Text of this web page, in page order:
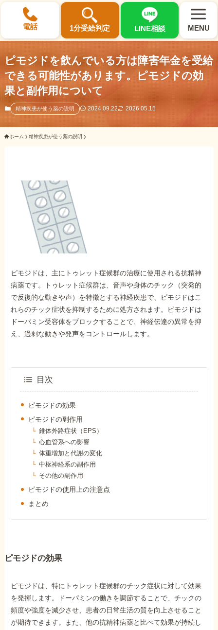
電話 1分受給判定 LINE相談 MENU
×
選ばれる3つの理由
初回相談料0円・受給後報酬型
サポート料金について
ご相談事例をみる
外出困難でもOK
非対面で申請できる
ホーム
障害年金の基礎知識
受給事例
Q&A・相談事例
障害年金コラム
お知らせ
事務所について
ピモジドを飲んでいる方は障害年金を受給
できる可能性があります。ピモジドの効
果と副作用について
精神疾患が使う薬の説明 2024.09.22 2026.05.15
ホーム 精神疾患が使う薬の説明
ピモジドは、主にトゥレット症候群の治療に使用される抗精神
病薬です。トゥレット症候群は、音声や身体のチック（突発的
で反復的な動きや声）を特徴とする神経疾患で、ピモジドはこ
れらのチック症状を抑制するために処方されます。ピモジドは
ドーパミン受容体をブロックすることで、神経伝達の異常を抑
え、過剰な動きや発声をコントロールします。
目次
ピモジドの効果
ピモジドの副作用
錐体外路症状（EPS）
心血管系への影響
体重増加と代謝の変化
中枢神経系の副作用
その他の副作用
ピモジドの使用上の注意点
まとめ
ピモジドの効果
ピモジドは、特にトゥレット症候群のチック症状に対して効果
を発揮します。ドーパミンの働きを調節することで、チックの
頻度や強度を減少させ、患者の日常生活の質を向上させること
が期待できます。また、他の抗精神病薬と比べて効果が持続し